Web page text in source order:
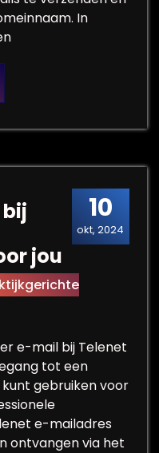
In
Professionele
10
okt, 2024
jou
e-mail bij Telenet
tot een
gebruiken voor
e-mailadres
ontvangen via het